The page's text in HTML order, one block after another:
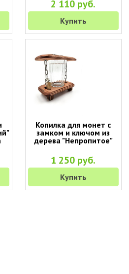
2 110 руб.
Купить
Копилка для монет с
замком и ключом из
дерева "Непропитое"
1 250 руб.
Купить